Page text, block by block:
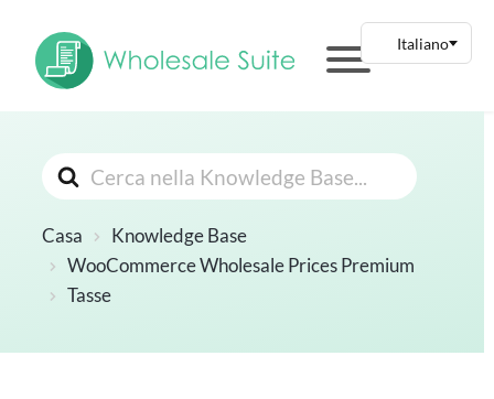
Cerca
Casa
Knowledge Base
WooCommerce Wholesale Prices Premium
Tasse